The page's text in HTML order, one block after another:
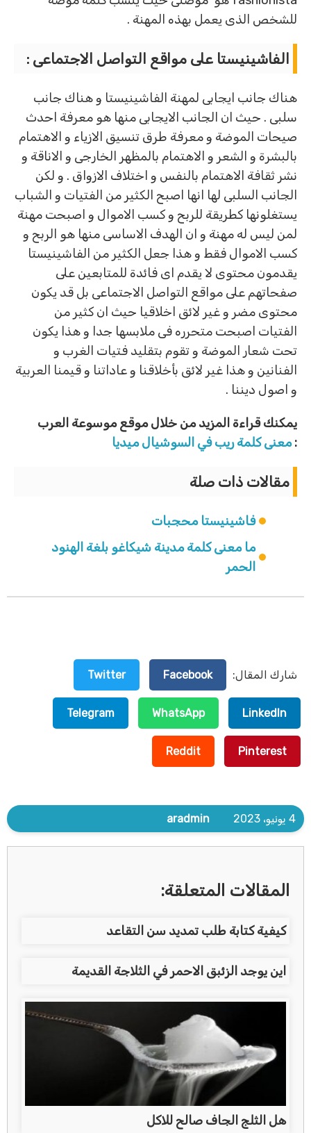
للشخص الذى يعمل بهذه المهنة .
الفاشينيستا على مواقع التواصل الاجتماعى :
هناك جانب ايجابى لمهنة الفاشينيستا و هناك جانب
سلبى . حيث ان الجانب الايجابى منها هو معرفة احدث
صيحات الموضة و معرفة طرق تنسيق الازياء و الاهتمام
بالبشرة و الشعر و الاهتمام بالمظهر الخارجى و الاناقة و
نشر ثقافة الاهتمام بالنفس و اختلاف الازواق . و لكن
الجانب السلبى لها انها اصبح الكثير من الفتيات و الشباب
يستغلونها كطريقة للربح و كسب الاموال و اصبحت مهنة
لمن ليس له مهنة و ان الهدف الاساسى منها هو الربح و
كسب الاموال فقط و هذا جعل الكثير من الفاشينيستا
يقدمون محتوى لا يقدم اى فائدة للمتابعين على
صفحاتهم على مواقع التواصل الاجتماعى بل قد يكون
محتوى مضر و غير لائق اخلاقيا حيث ان كثير من
الفتيات اصبحت متحرره فى ملابسها جدا و هذا يكون
تحت شعار الموضة و تقوم بتقليد فتيات الغرب و
الفنانين و هذا غير لائق بأخلاقنا و عاداتنا و قيمنا العربية
و اصول ديننا .
يمكنك قراءة المزيد من خلال موقع موسوعة العرب
:معنى كلمة ريب في السوشيال ميديا
مقالات ذات صلة
فاشينيستا محجبات
ما معنى كلمة مدينة شيكاغو بلغة الهنود
الحمر
شارك المقال: Facebook
Twitter
LinkedIn
WhatsApp
Telegram
Pinterest
Reddit
4 يونيو، 2023 aradmin
المقالات المتعلقة:
كيفية كتابة طلب تمديد سن التقاعد
اين يوجد الزئبق الاحمر في الثلاجة القديمة
هل الثلج الجاف صالح للاكل